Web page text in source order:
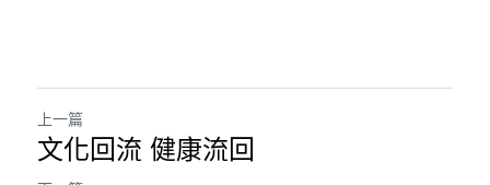
上一篇
文化回流 健康流回